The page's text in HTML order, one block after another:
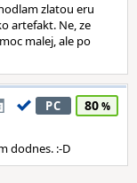
zlatou eru
artefakt. Ne, ze
malej, ale po
PC 80
dodnes. :-D